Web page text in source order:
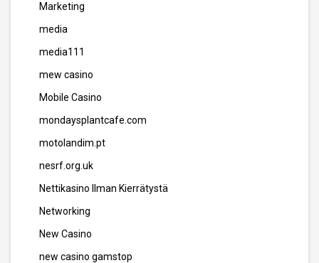
Marketing
media
media111
mew casino
Mobile Casino
mondaysplantcafe.com
motolandim.pt
nesrf.org.uk
Nettikasino Ilman Kierrätystä
Networking
New Casino
new casino gamstop